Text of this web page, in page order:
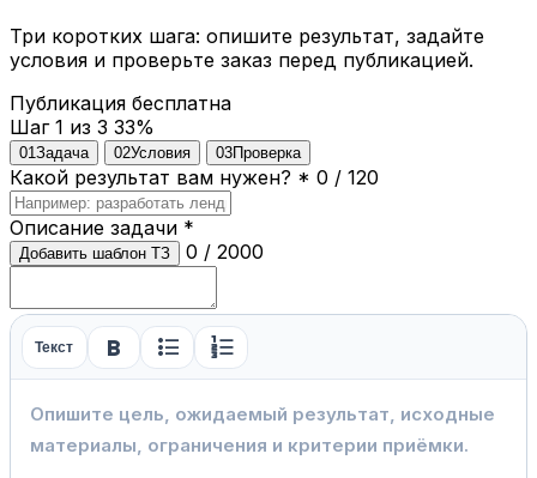
Три коротких шага: опишите результат, задайте
условия и проверьте заказ перед публикацией.
Публикация бесплатна
Шаг 1 из 3 33%
01 Задача 02Условия 03Проверка
Какой результат вам нужен? * 0 / 120
Описание задачи *
Добавить шаблон ТЗ 0 / 2000
Текст format_bold format_list_bulleted format_list_numbered